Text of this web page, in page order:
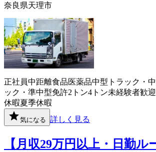
奈良県天理市
正社員中距離食品 医薬品中型トラック・
ック・準中型免許2トン4トン未経験者歓迎
休暇夏季休暇
気になる 詳しく見る
【月収29万円以上・日勤ル